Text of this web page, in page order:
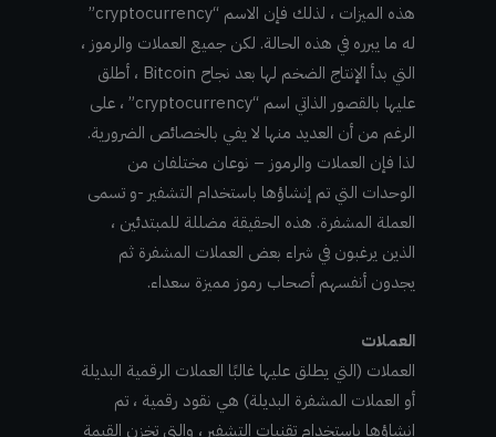
هذه الميزات ، لذلك فإن الاسم “cryptocurrency”
له ما يبرره في هذه الحالة. لكن جميع العملات والرموز ،
التي بدأ الإنتاج الضخم لها بعد نجاح Bitcoin ، أطلق
عليها بالقصور الذاتي اسم “cryptocurrency” ، على
الرغم من أن العديد منها لا يفي بالخصائص الضرورية.
لذا فإن العملات والرموز – نوعان مختلفان من
الوحدات التي تم إنشاؤها باستخدام التشفير -و تسمى
العملة المشفرة. هذه الحقيقة مضللة للمبتدئين ،
الذين يرغبون في شراء بعض العملات المشفرة ثم
يجدون أنفسهم أصحاب رموز مميزة سعداء.
العملات
العملات (التي يطلق عليها غالبًا العملات الرقمية البديلة
أو العملات المشفرة البديلة) هي نقود رقمية ، تم
إنشاؤها باستخدام تقنيات التشفير ، والتي تخزن القيمة